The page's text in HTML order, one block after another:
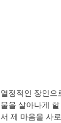
열정적인 장인으
물을 살아나게
서 제 마음을 사